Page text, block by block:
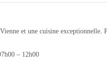
et une cuisine
– 12h00